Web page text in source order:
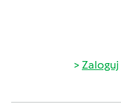
Zaloguj